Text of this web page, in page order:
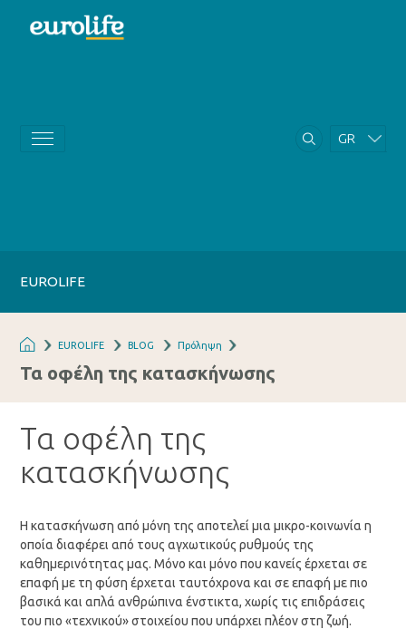
GR
EUROLIFE
EUROLIFE BLOG Πρόληψη
Τα οφέλη της κατασκήνωσης
Τα οφέλη της
κατασκήνωσης
Η κατασκήνωση από μόνη της αποτελεί μια μικρο-κοινωνία η
οποία διαφέρει από τους αγχωτικούς ρυθμούς της
καθημερινότητας μας. Μόνο και μόνο που κανείς έρχεται σε
επαφή με τη φύση έρχεται ταυτόχρονα και σε επαφή με πιο
βασικά και απλά ανθρώπινα ένστικτα, χωρίς τις επιδράσεις
του πιο «τεχνικού» στοιχείου που υπάρχει πλέον στη ζωή.